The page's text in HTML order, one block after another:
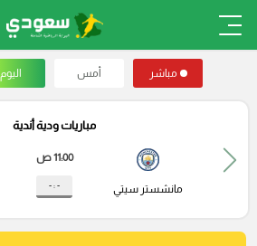
مباشر أمس اليوم
مباريات ودية أندية
مانشستر سيتي
11:00 ص
- : -